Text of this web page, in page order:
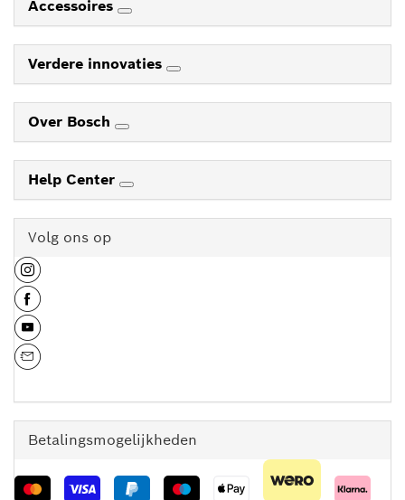
Accessoires
Verdere innovaties
Over Bosch
Help Center
Volg ons op
Betalingsmogelijkheden